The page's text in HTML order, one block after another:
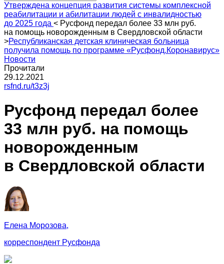
Утверждена концепция развития системы комплексной
реабилитации и абилитации людей с инвалидностью
до 2025 года < Русфонд передал более 33 млн руб.
на помощь новорожденным в Свердловской области
>Республиканская детская клиническая больница
получила помощь по программе «Русфонд.Коронавирус»
Новости
Прочитали
29.12.2021
rsfnd.ru/t3z3j
Русфонд передал более
33 млн руб. на помощь
новорожденным
в Свердловской области
Елена Морозова,
корреспондент Русфонда